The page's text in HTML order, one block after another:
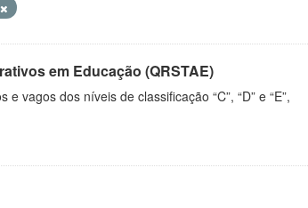
em Educação (QRSTAE)
vagos dos níveis de classificação “C”, “D” e “E”,